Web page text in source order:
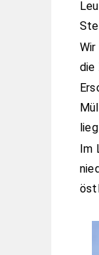
die
Im